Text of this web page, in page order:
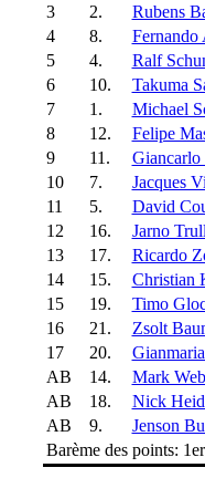
3
2. Rubens
4
8. Fernando
5
4. Ralf
6
10. Takuma
7
1. Michael
8
12. Felipe
9
11. Giancarlo
10
7. Jacques
11
5. David
12
16. Jarno
13
17. Ricardo
14
15. Christian
15
19. Timo
16
21. Zsolt
17
20.
AB
14. Mark
AB
18. Nick
AB
9. Jenson
Barème des points: